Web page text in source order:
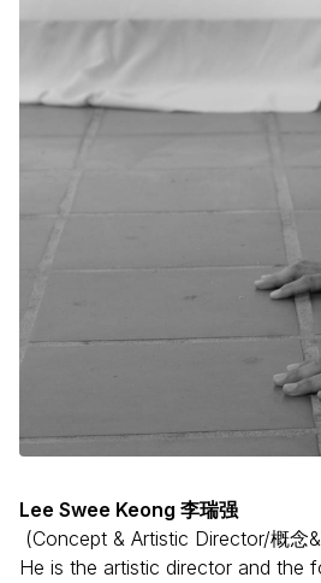
Lee Swee Keong 李瑞强
(Concept & Artistic Director/概念
He is the artistic director and the